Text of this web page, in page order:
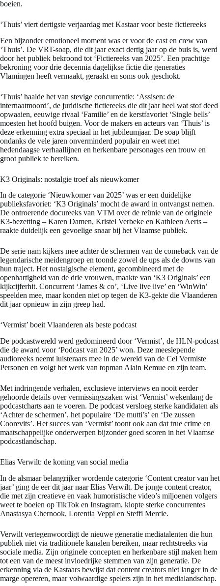
boeien.
‘Thuis’ viert dertigste verjaardag met Kastaar voor beste fictiereeks
Een bijzonder emotioneel moment was er voor de cast en crew van
‘Thuis’. De VRT-soap, die dit jaar exact dertig jaar op de buis is, werd
door het publiek bekroond tot ‘Fictiereeks van 2025’. Een prachtige
bekroning voor drie decennia dagelijkse fictie die generaties
Vlamingen heeft vermaakt, geraakt en soms ook geschokt.
‘Thuis’ haalde het van stevige concurrentie: ‘Assisen: de
internaatmoord’, de juridische fictiereeks die dit jaar heel wat stof deed
opwaaien, eeuwige rivaal ‘Familie’ en de kerstfavoriet ‘Single bells’
moesten het hoofd buigen. Voor de makers en acteurs van ‘Thuis’ is
deze erkenning extra speciaal in het jubileumjaar. De soap blijft
ondanks de vele jaren onverminderd populair en weet met
hedendaagse verhaallijnen en herkenbare personages een trouw en
groot publiek te bereiken.
K3 Originals: nostalgie troef als nieuwkomer
In de categorie ‘Nieuwkomer van 2025’ was er een duidelijke
publieksfavoriet: ‘K3 Originals’ mocht de award in ontvangst nemen.
De ontroerende docureeks van VTM over de reünie van de originele
K3-bezetting – Karen Damen, Kristel Verbeke en Kathleen Aerts –
raakte duidelijk een gevoelige snaar bij het Vlaamse publiek.
De serie nam kijkers mee achter de schermen van de comeback van de
legendarische meidengroep en toonde zowel de ups als de downs van
hun traject. Het nostalgische element, gecombineerd met de
openhartigheid van de drie vrouwen, maakte van ‘K3 Originals’ een
kijkcijferhit. Concurrent ‘James & co’, ‘Live live live’ en ‘WinWin’
speelden mee, maar konden niet op tegen de K3-gekte die Vlaanderen
dit jaar opnieuw in zijn greep had.
‘Vermist’ boeit Vlaanderen als beste podcast
De podcastwereld werd gedomineerd door ‘Vermist’, de HLN-podcast
die de award voor ‘Podcast van 2025’ won. Deze meeslepende
audioreeks neemt luisteraars mee in de wereld van de Cel Vermiste
Personen en volgt het werk van topman Alain Remue en zijn team.
Met indringende verhalen, exclusieve interviews en nooit eerder
gehoorde details over vermissingszaken wist ‘Vermist’ wekenlang de
podcastcharts aan te voeren. De podcast versloeg sterke kandidaten als
‘Achter de schermen’, het populaire ‘De mutti’s’ en ‘De zussen
Coorevits’. Het succes van ‘Vermist’ toont ook aan dat true crime en
maatschappelijke onderwerpen bijzonder goed scoren in het Vlaamse
podcastlandschap.
Elias Verwilt: de koning van social media
In de alsmaar belangrijker wordende categorie ‘Content creator van het
jaar’ ging de eer dit jaar naar Elias Verwilt. De jonge content creator,
die met zijn creatieve en vaak humoristische video’s miljoenen volgers
weet te boeien op TikTok en Instagram, klopte sterke concurrentes
Anastasya Chernook, Lorentia Veppi en Steffi Mercie.
Verwilt vertegenwoordigt de nieuwe generatie mediatalenten die hun
publiek niet via traditionele kanalen bereiken, maar rechtstreeks via
sociale media. Zijn originele concepten en herkenbare stijl maken hem
tot een van de meest invloedrijke stemmen van zijn generatie. De
erkenning via de Kastaars bewijst dat content creators niet langer in de
marge opereren, maar volwaardige spelers zijn in het medialandschap.